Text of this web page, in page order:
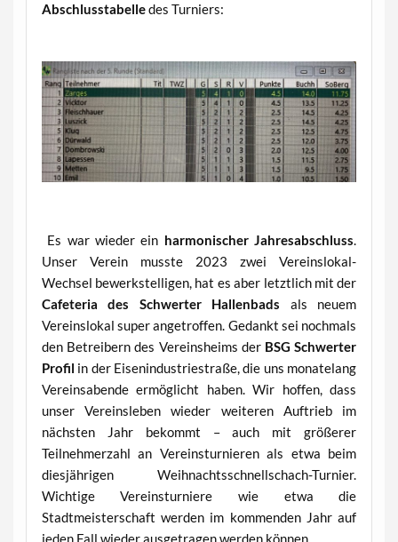
Abschlusstabelledes Turniers:
Es war wieder ein harmonischer Jahresabschluss
Unser Verein musste 2023 zwei Vereinslokal-
Wechsel bewerkstelligen, hat es aber letztlich mit der
Cafeteria des Schwerter Hallenbads als neuem
Vereinslokal super angetroffen. Gedankt sei nochmals
den Betreibern des Vereinsheims der BSG Schwerter
Profil in der Eisenindustriestraße, die uns monatelang
Vereinsabende ermöglicht haben. Wir hoffen, dass
unser Vereinsleben wieder weiteren Auftrieb im
nächsten Jahr bekommt – auch mit größerer
Teilnehmerzahl an Vereinsturnieren als etwa beim
diesjährigen Weihnachtsschnellschach-Turnier.
Wichtige Vereinsturniere wie etwa die
Stadtmeisterschaft werden im kommenden Jahr auf
jeden Fall wieder ausgetragen werden können.